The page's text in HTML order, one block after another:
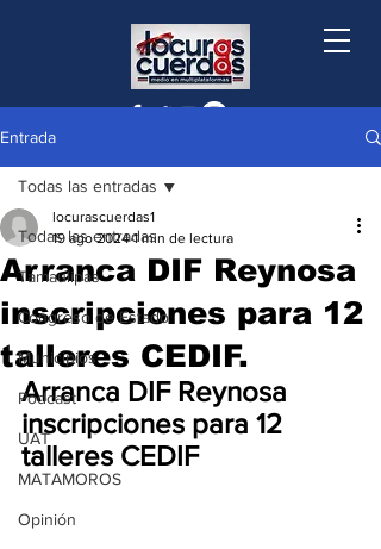
Entrada
Todas las entradas
Tamaulipas
Congreso de Estado
Municipios
Podcast
UAT
MATAMOROS
Opinión
Todas las entradas
Arranca DIF Reynosa
inscripciones para 12
talleres CEDIF.
locurascuerdas1
19 ago 2024 1 min de lectura
Arranca DIF Reynosa
inscripciones para 12
talleres CEDIF